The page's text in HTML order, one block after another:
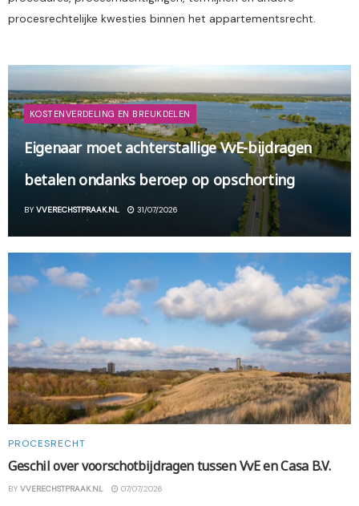
procesrechtelijke kwesties binnen het appartementsrecht.
KOSTENVERDELING EN BREUKDELEN
Eigenaar moet achterstallige VvE-bijdragen
betalen ondanks beroep op opschorting
BY VVERECHSTPRAAK.NL 31/07/2026
PROCESRECHT
Geschil over voorschotbijdragen tussen VvE en Casa B.V.
BY VVERECHSTPRAAK.NL 07/07/2026